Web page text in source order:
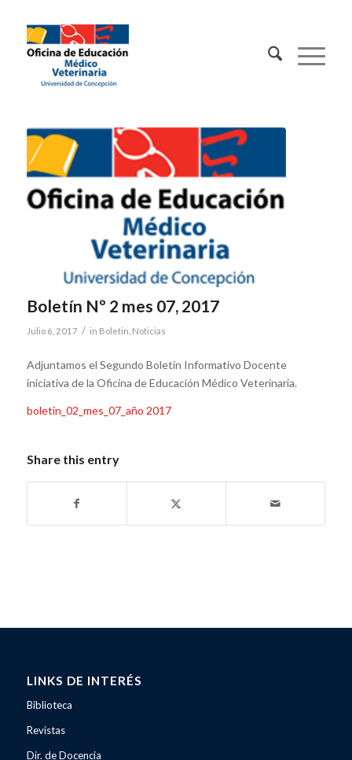
Boletín Nº 2 mes 07, 2017
Julio 6, 2017 / in Boletin Noticias
Adjuntamos el Segundo Boletín Informativo Docente
iniciativa de la Oficina de Educación Médico Veterinaria.
boletin_02_mes_07_año 2017
Share this entry
LINKS DE INTERÉS
Biblioteca
Revistas
Dir. de Docencia